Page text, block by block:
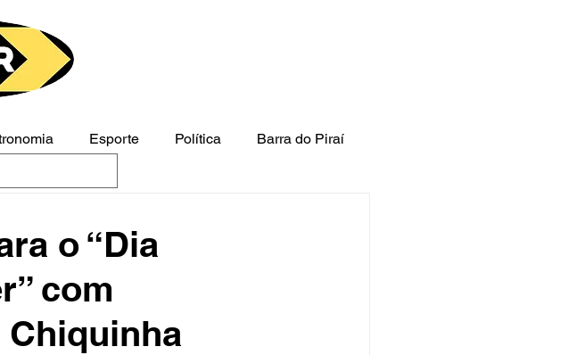
Esporte Política Barra do Piraí
o “Dia
com